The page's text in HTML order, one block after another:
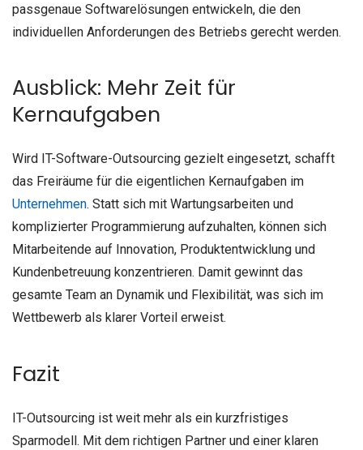
passgenaue Softwarelösungen entwickeln, die den
individuellen Anforderungen des Betriebs gerecht werden.
Ausblick: Mehr Zeit für
Kernaufgaben
Wird IT-Software-Outsourcing gezielt eingesetzt, schafft
das Freiräume für die eigentlichen Kernaufgaben im
Unternehmen. Statt sich mit Wartungsarbeiten und
komplizierter Programmierung aufzuhalten, können sich
Mitarbeitende auf Innovation, Produktentwicklung und
Kundenbetreuung konzentrieren. Damit gewinnt das
gesamte Team an Dynamik und Flexibilität, was sich im
Wettbewerb als klarer Vorteil erweist.
Fazit
IT-Outsourcing ist weit mehr als ein kurzfristiges
Sparmodell. Mit dem richtigen Partner und einer klaren